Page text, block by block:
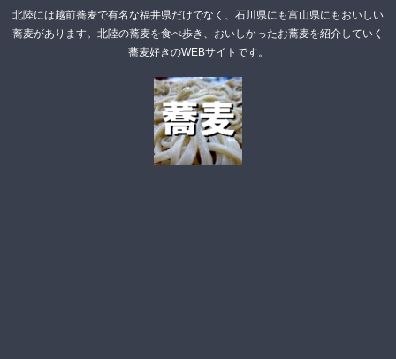
北陸には越前蕎麦で有名な福井県だけでなく、石川県にも富山県にもおいしい
蕎麦があります。北陸の蕎麦を食べ歩き、おいしかったお蕎麦を紹介していく
蕎麦好きのWEBサイトです。